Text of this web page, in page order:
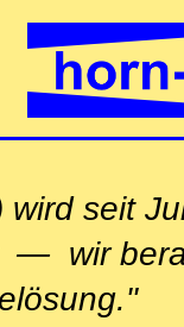
wird seit
— wir